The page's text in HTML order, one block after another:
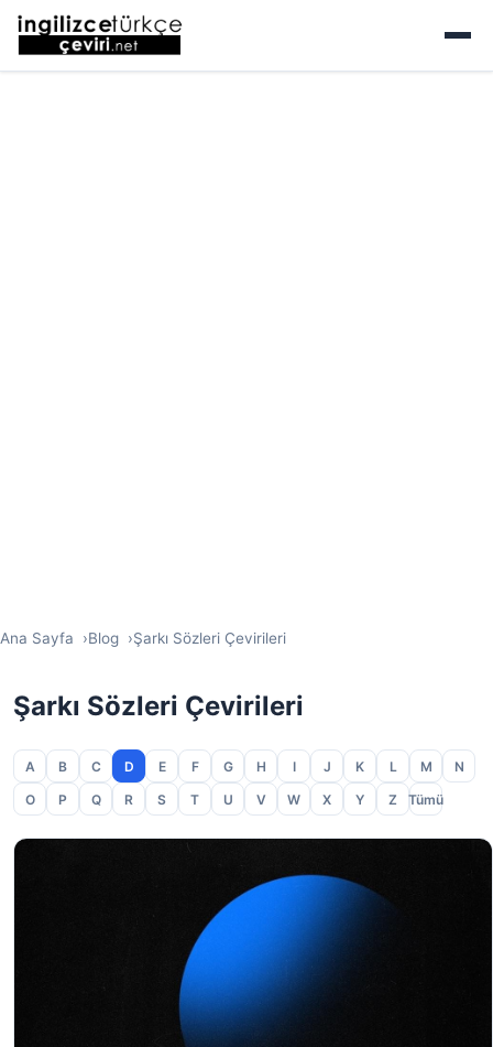
Ana Sayfa Blog Şarkı Sözleri Çevirileri
Şarkı Sözleri Çevirileri
A B C D E F G H I J K L M
N
O
P Q R S T U V W X Y Z Tümü